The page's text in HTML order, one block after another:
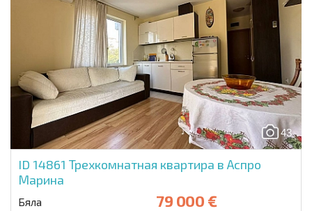
43
ID 14861 Трехкомнатная квартира в Аспро
Марина
Бяла 79 000 €